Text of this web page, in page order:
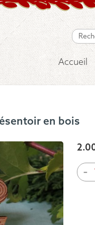
Accueil
en bois
-
de